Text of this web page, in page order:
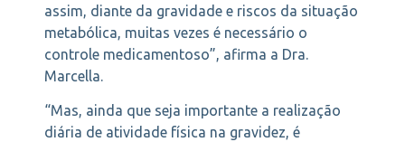
assim, diante da gravidade e riscos da situação
metabólica, muitas vezes é necessário o
controle medicamentoso”, afirma a Dra.
Marcella.
“Mas, ainda que seja importante a realização
diária de atividade física na gravidez, é